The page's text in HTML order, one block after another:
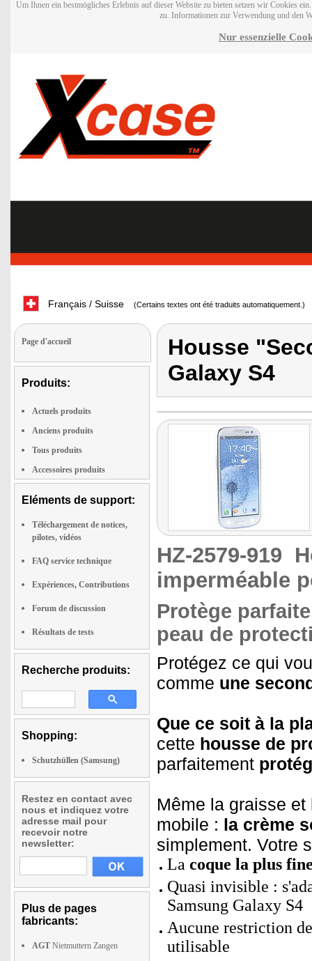
Um Ihnen ein bestmögliches Erlebnis auf dieser Website zu bieten setzen wir Cookies
zu. Informationen zur Verwendung und den
Nur essenzielle
Français / Suisse (Certains textes ont été traduits automatiquement.)
Page d'accueil
Produits:
Actuels produits
Anciens produits
Tous produits
Accessoires produits
Eléments de support:
Téléchargement de notices,
pilotes, vidéos
FAQ service technique
Expériences, Contributions
Forum de discussion
Résultats de tests
Recherche produits:
Shopping:
Schutzhüllen (Samsung)
Restez en contact avec
nous et indiquez votre
adresse mail pour
recevoir notre
newsletter:
Plus de pages
fabricants:
AGT Nietmuttern Zangen
Housse
Galaxy S4
HZ-2579-919
imperméable
Protège
peau de
Protégez ce qui
comme une
Que ce soit à la
cette housse de
parfaitement
Même la graisse
mobile : la crème
simplement. Votre
La coque la plus
Quasi invisible :
Samsung Galaxy S4
Aucune restriction
utilisable